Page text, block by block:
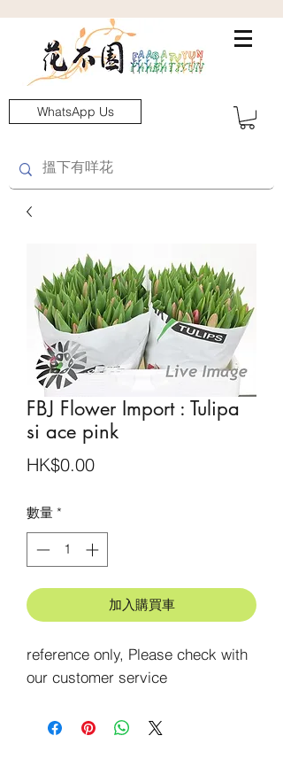
WhatsApp Us
FBJ Flower Import : Tulipa
si ace pink
HK$0.00價
數量 *
加入購買車
reference only, Please check with
our customer service